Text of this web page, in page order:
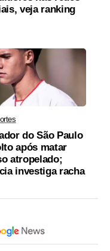
veja ranking
do São Paulo
após matar
atropelado;
investiga racha